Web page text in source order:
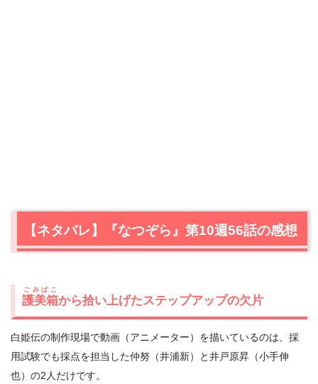
【ネタバレ】『なつぞら』第10週56話の感想
護美箱
ごみばこ
から拾い上げたステップアップの欠片
白姫伝の制作現場で動画（アニメーター）を描いているのは、採
用試験でも採点を担当した仲努（井浦新）と井戸原昇（小手伸
也）の2人だけです。